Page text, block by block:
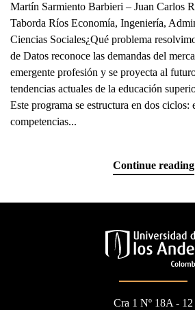
Martín Sarmiento Barbieri – Juan Carlos
Taborda Ríos Economía, Ingeniería,
Ciencias Sociales¿Qué problema
de Datos reconoce las demandas del
emergente profesión y se proyecta al
tendencias actuales de la educación
Este programa se estructura en dos ciclos:
competencias...
Continue reading
Cra 1 Nº 18A - 12